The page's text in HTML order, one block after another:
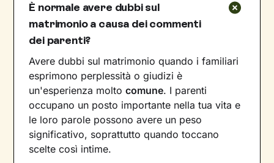
È normale avere dubbi sul
matrimonio a causa dei commenti
dei parenti?
Avere dubbi sul matrimonio quando i familiari
esprimono perplessità o giudizi è
un'esperienza moltocomune. I parenti
occupano un posto importante nella tua vita e
le loro parole possono avere un peso
significativo, soprattutto quando toccano
scelte così intime.